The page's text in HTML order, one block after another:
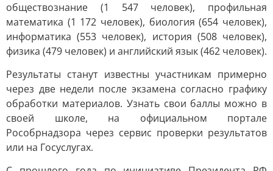
обществознание (1 547 человек), профильная
математика (1 172 человек), биология (654 человек),
информатика (553 человек), история (508 человек),
физика (479 человек) и английский язык (462 человек).
Результаты станут известны участникам примерно
через две недели после экзамена согласно графику
обработки материалов. Узнать свои баллы можно в
своей школе, на официальном портале
Рособрнадзора через сервис проверки результатов
или на Госуслугах.